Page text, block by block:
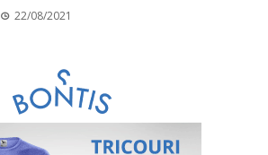
22/08/2021